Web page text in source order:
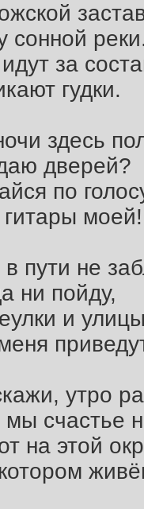
сонной
за
гудки.
здесь
дверей?
по
моей!
пути не
ни пойду,
и
утро
мы счастье
на этой